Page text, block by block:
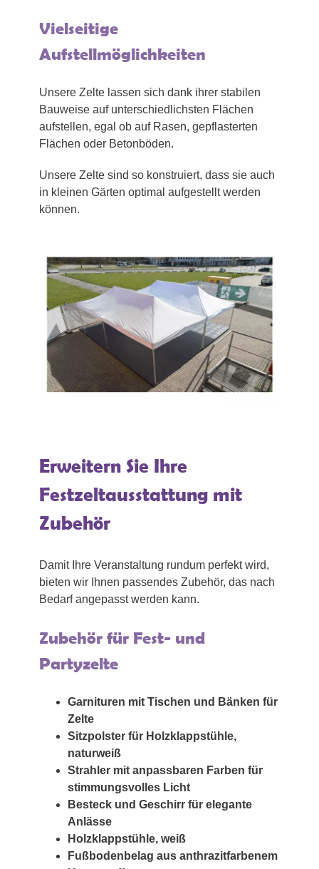
Vielseitige
Aufstellmöglichkeiten
Unsere Zelte lassen sich dank ihrer stabilen
Bauweise auf unterschiedlichsten Flächen
aufstellen, egal ob auf Rasen, gepflasterten
Flächen oder Betonböden.
Unsere Zelte sind so konstruiert, dass sie auch
in kleinen Gärten optimal aufgestellt werden
können.
Erweitern Sie Ihre
Festzeltausstattung mit
Zubehör
Damit Ihre Veranstaltung rundum perfekt wird,
bieten wir Ihnen passendes Zubehör, das nach
Bedarf angepasst werden kann.
Zubehör für Fest- und
Partyzelte
Garnituren mit Tischen und Bänken für
Zelte
Sitzpolster für Holzklappstühle,
naturweiß
Strahler mit anpassbaren Farben für
stimmungsvolles Licht
Besteck und Geschirr für elegante
Anlässe
Holzklappstühle, weiß
Fußbodenbelag aus anthrazitfarbenem